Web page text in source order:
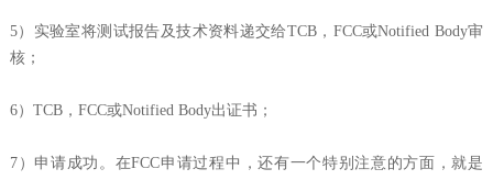
5）实验室将测试报告及技术资料递交给TCB，FCC或Notified Body审
核；
6）TCB，FCC或Notified Body出证书；
7）申请成功。在FCC申请过程中，还有一个特别注意的方面，就是